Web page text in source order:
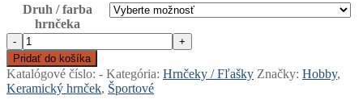
€7.50
€10.00
Druh / farba
hrnčeka
množstvo
Keramický
hrnček
-
EKG
-
+
Pridať do košíka
Katalógové číslo: - Kategória: Hrnčeky / Fľašky Značky: Hobby,
Keramický hrnček, Športové